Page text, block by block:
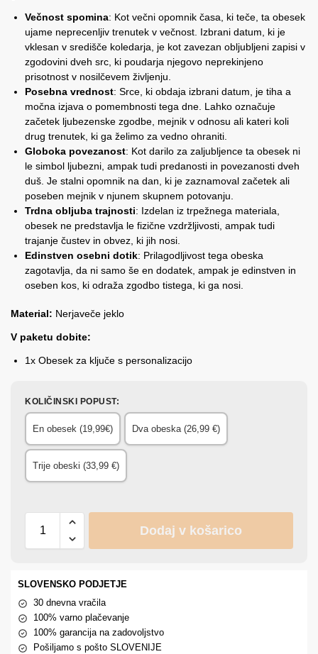
Večnost spomina: Kot večni opomnik časa, ki teče, ta obesek
ujame neprecenljiv trenutek v večnost. Izbrani datum, ki je
vklesan v središče koledarja, je kot zavezan obljubljeni zapisi v
zgodovini dveh src, ki poudarja njegovo neprekinjeno
prisotnost v nosilčevem življenju.
Posebna vrednost: Srce, ki obdaja izbrani datum, je tiha a
močna izjava o pomembnosti tega dne. Lahko označuje
začetek ljubezenske zgodbe, mejnik v odnosu ali kateri koli
drug trenutek, ki ga želimo za vedno ohraniti.
Globoka povezanost: Kot darilo za zaljubljence ta obesek ni
le simbol ljubezni, ampak tudi predanosti in povezanosti dveh
duš. Je stalni opomnik na dan, ki je zaznamoval začetek ali
poseben mejnik v njunem skupnem potovanju.
Trdna obljuba trajnosti: Izdelan iz trpežnega materiala,
obesek ne predstavlja le fizične vzdržljivosti, ampak tudi
trajanje čustev in obvez, ki jih nosi.
Edinstven osebni dotik: Prilagodljivost tega obeska
zagotavlja, da ni samo še en dodatek, ampak je edinstven in
oseben kos, ki odraža zgodbo tistega, ki ga nosi.
Material: Nerjaveče jeklo
V paketu dobite:
1x Obesek za ključe s personalizacijo
KOLIČINSKI POPUST:
En obesek (19,99€) Dva obeska (26,99 €)
Trije obeski (33,99 €)
Dodaj v košarico
SLOVENSKO PODJETJE
30 dnevna vračila
100% varno plačevanje
100% garancija na zadovoljstvo
Pošiljamo s pošto SLOVENIJE